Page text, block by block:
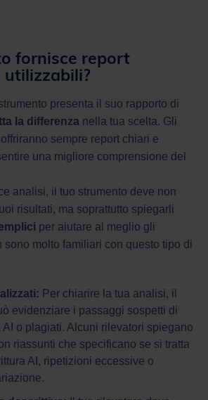
fornisce report
presenta il suo rapporto di
la differenza nella tua scelta. Gli
sempre report chiari e
una migliore comprensione del
analisi, il tuo strumento deve non
risultati, ma soprattutto spiegarli
per aiutare al meglio gli
sono molto familiari con questo tipo di
Per chiarire la tua analisi, il
evidenziare i passaggi sospetti di
AI o plagiati. Alcuni rilevatori spiegano
riassunti che specificano se si tratta
AI, ripetizioni eccessive o